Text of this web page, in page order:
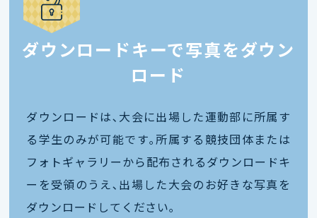
ダウンロードキーで写真をダウン
ロード
ダウンロードは､大会に出場した運動部に所属す
る学生のみが可能です｡所属する競技団体または
フォトギャラリーから配布されるダウンロードキ
ーを受領のうえ､出場した大会のお好きな写真を
ダウンロードしてください｡